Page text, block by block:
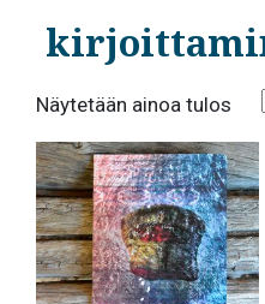
Näytetään ainoa tulos